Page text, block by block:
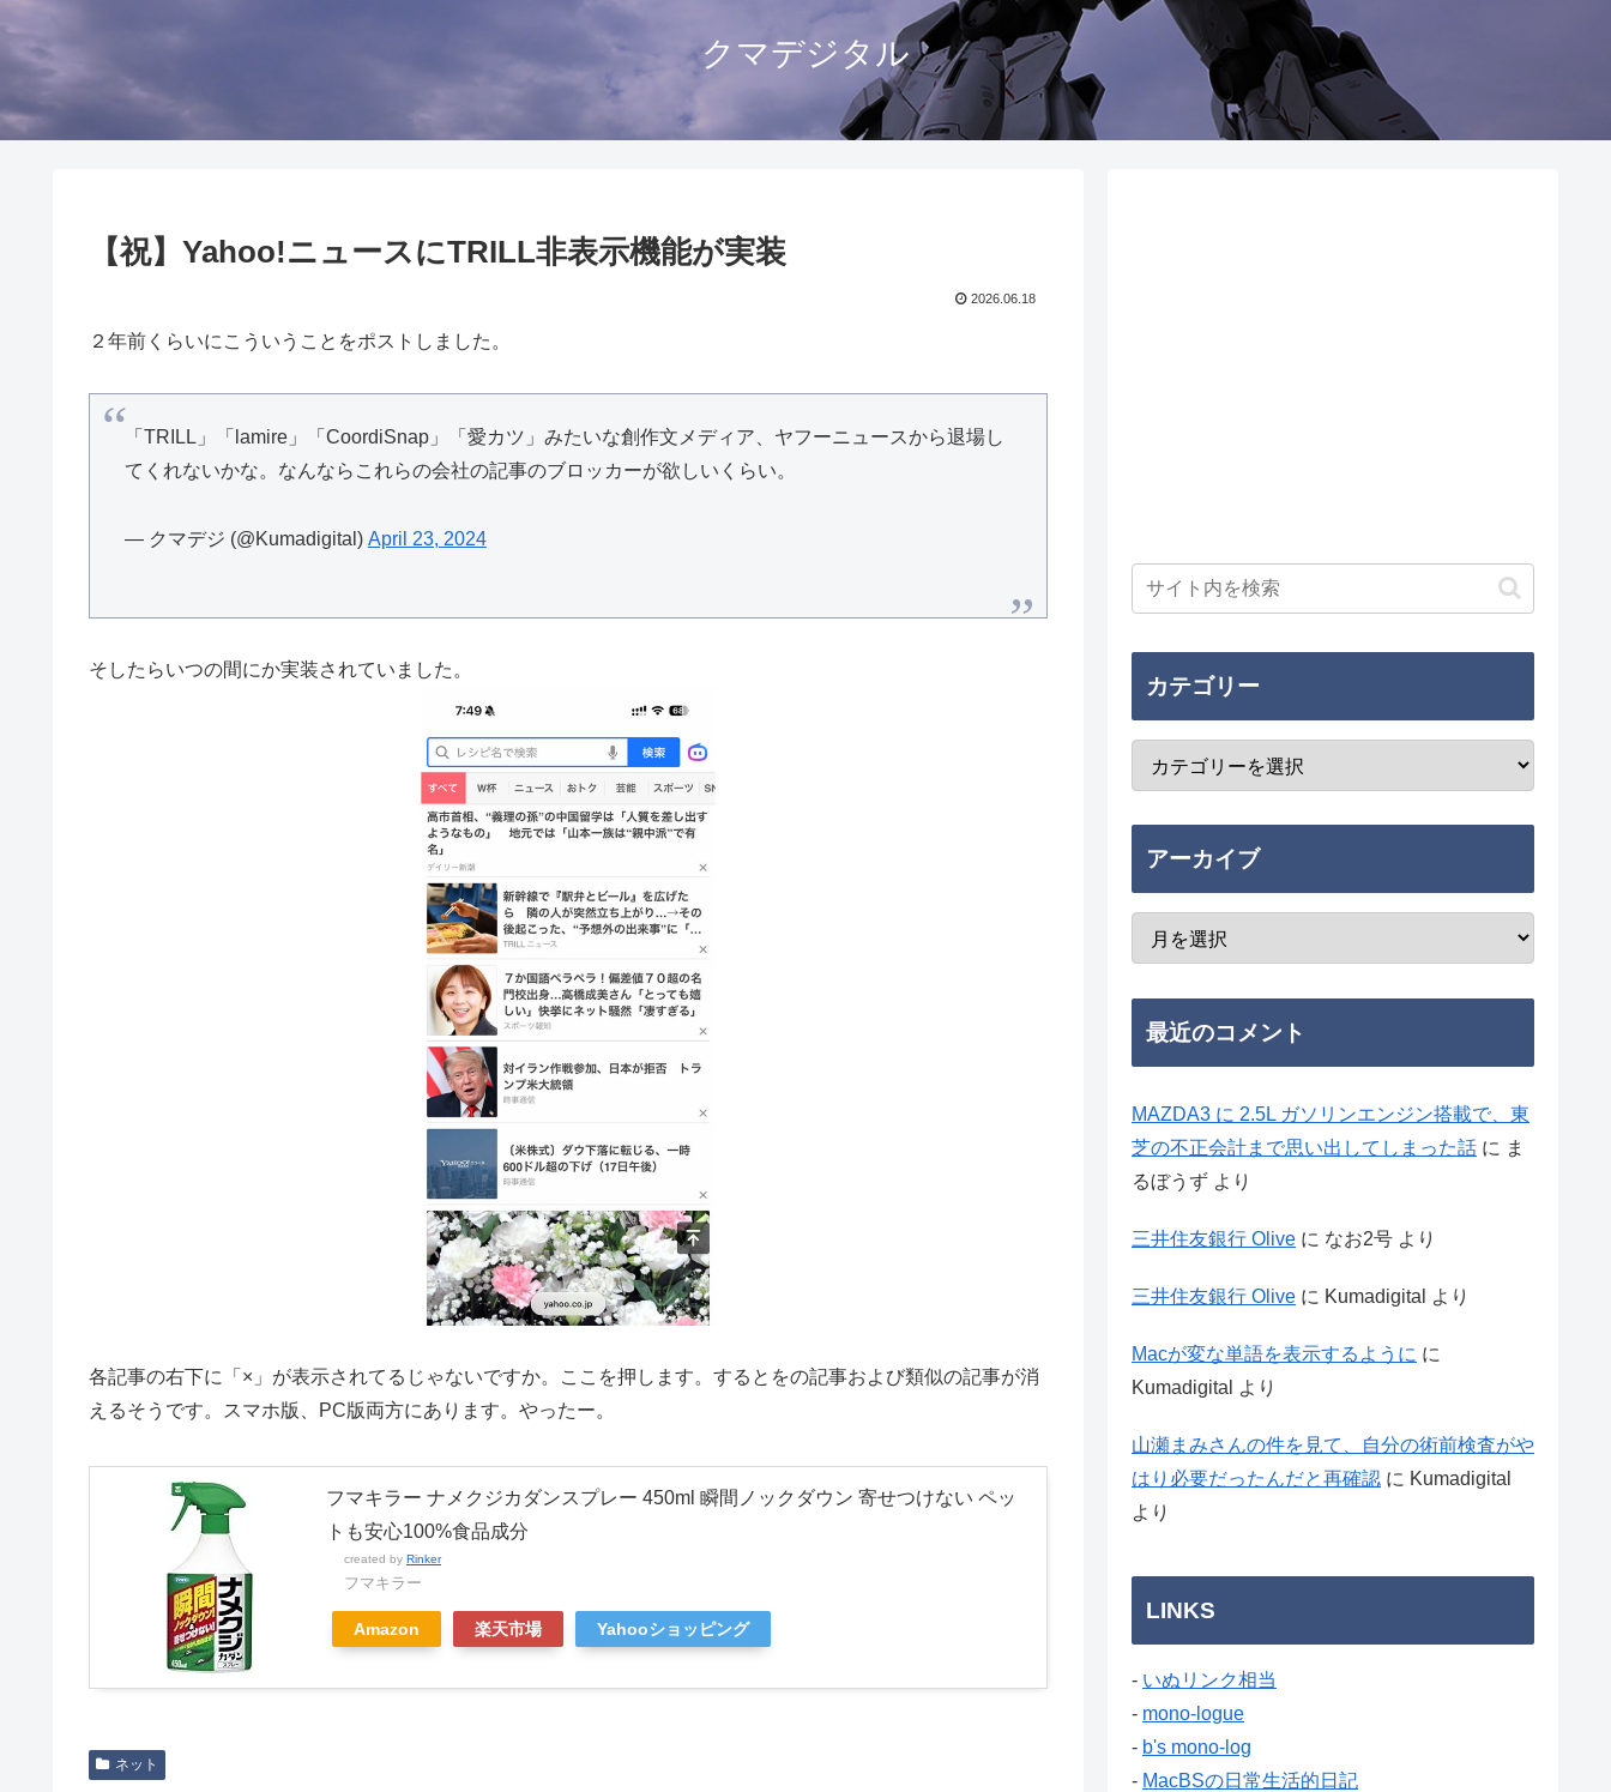
クマデジタル
【祝】Yahoo!ニュースにTRILL非表示機能が実装
2026.06.18
２年前くらいにこういうことをポストしました。
「TRILL」「lamire」「CoordiSnap」「愛カツ」みたいな創作文メディア、ヤフーニュースから退場し
てくれないかな。なんならこれらの会社の記事のブロッカーが欲しいくらい。
— クマデジ (@Kumadigital) April 23, 2024
そしたらいつの間にか実装されていました。
各記事の右下に「×」が表示されてるじゃないですか。ここを押します。するとをの記事および類似の記事が消
えるそうです。スマホ版、PC版両方にあります。やったー。
フマキラー ナメクジカダンスプレー 450ml 瞬間ノックダウン 寄せつけない ペッ
トも安心100%食品成分
created by Rinker
フマキラー
Amazon 楽天市場 Yahooショッピング
ネット
カテゴリー
アーカイブ
最近のコメント
MAZDA3 に 2.5L ガソリンエンジン搭載で、東
芝の不正会計まで思い出してしまった話 に ま
るぼうず より
三井住友銀行 Olive に なお2号 より
三井住友銀行 Olive に Kumadigital より
Macが変な単語を表示するように に
Kumadigital
より
山瀬まみさんの件を見て、自分の術前検査がや
はり必要だったんだと再確認 に Kumadigital
より
LINKS
- いぬリンク相当
- mono-logue
- b's mono-log
- MacBSの日常生活的日記